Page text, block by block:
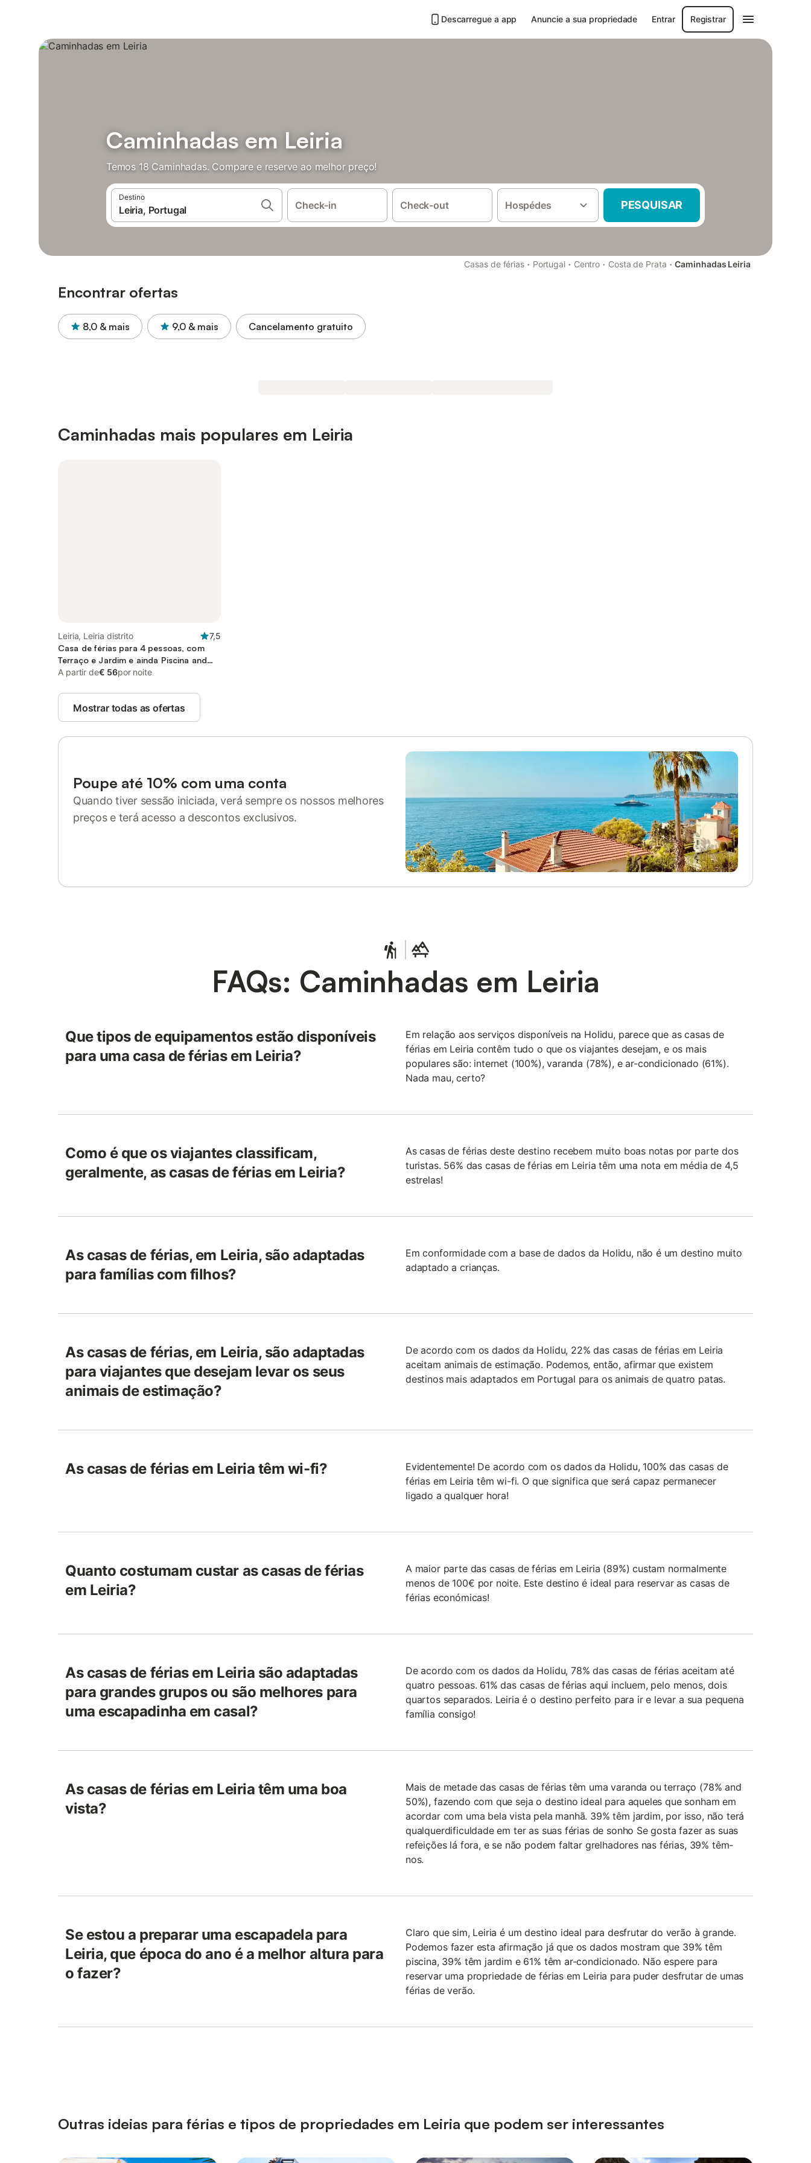
Descarregue a app Anuncie a sua propriedade Entrar Registrar
Caminhadas em Leiria
Temos 18 Caminhadas. Compare e reserve ao melhor preço!
Destino
Check-in Check-out Hospédes PESQUISAR
Casas de férias · Portugal · Centro · Costa de Prata · Caminhadas Leiria
Encontrar ofertas
8,0 & mais 9,0 & mais Cancelamento gratuito
Caminhadas mais populares em Leiria
Leiria, Leiria distrito
7,5
Casa de férias para 4 pessoas, com
Terraço e Jardim e ainda Piscina and
Vista
A partir de€ 56por noite
Mostrar todas as ofertas
Poupe até 10% com uma conta
Quando tiver sessão iniciada, verá sempre os nossos melhores
preços e terá acesso a descontos exclusivos.
FAQs: Caminhadas em Leiria
Que tipos de equipamentos estão disponíveis
para uma casa de férias em Leiria?
Em relação aos serviços disponíveis na Holidu, parece que as casas de
férias em Leiria contêm tudo o que os viajantes desejam, e os mais
populares são: internet (100%), varanda (78%), e ar-condicionado (61%).
Nada mau, certo?
Como é que os viajantes classificam,
geralmente, as casas de férias em Leiria?
As casas de férias deste destino recebem muito boas notas por parte dos
turistas. 56% das casas de férias em Leiria têm uma nota em média de 4,5
estrelas!
As casas de férias, em Leiria, são adaptadas
para famílias com filhos?
Em conformidade com a base de dados da Holidu, não é um destino muito
adaptado a crianças.
As casas de férias, em Leiria, são adaptadas
para viajantes que desejam levar os seus
animais de estimação?
De acordo com os dados da Holidu, 22% das casas de férias em Leiria
aceitam animais de estimação. Podemos, então, afirmar que existem
destinos mais adaptados em Portugal para os animais de quatro patas.
As casas de férias em Leiria têm wi-fi?
Evidentemente! De acordo com os dados da Holidu, 100% das casas de
férias em Leiria têm wi-fi. O que significa que será capaz permanecer
ligado a qualquer hora!
Quanto costumam custar as casas de férias
em Leiria?
A maior parte das casas de férias em Leiria (89%) custam normalmente
menos de 100€ por noite. Este destino é ideal para reservar as casas de
férias económicas!
As casas de férias em Leiria são adaptadas
para grandes grupos ou são melhores para
uma escapadinha em casal?
De acordo com os dados da Holidu, 78% das casas de férias aceitam até
quatro pessoas. 61% das casas de férias aqui incluem, pelo menos, dois
quartos separados. Leiria é o destino perfeito para ir e levar a sua pequena
família consigo!
As casas de férias em Leiria têm uma boa
vista?
Mais de metade das casas de férias têm uma varanda ou terraço (78% and
50%), fazendo com que seja o destino ideal para aqueles que sonham em
acordar com uma bela vista pela manhã. 39% têm jardim, por isso, não terá
qualquerdificuldade em ter as suas férias de sonho Se gosta fazer as suas
refeições lá fora, e se não podem faltar grelhadores nas férias, 39% têm-
nos.
Se estou a preparar uma escapadela para
Leiria, que época do ano é a melhor altura para
o fazer?
Claro que sim, Leiria é um destino ideal para desfrutar do verão à grande.
Podemos fazer esta afirmação já que os dados mostram que 39% têm
piscina, 39% têm jardim e 61% têm ar-condicionado. Não espere para
reservar uma propriedade de férias em Leiria para puder desfrutar de umas
férias de verão.
Outras ideias para férias e tipos de propriedades em Leiria que podem ser interessantes